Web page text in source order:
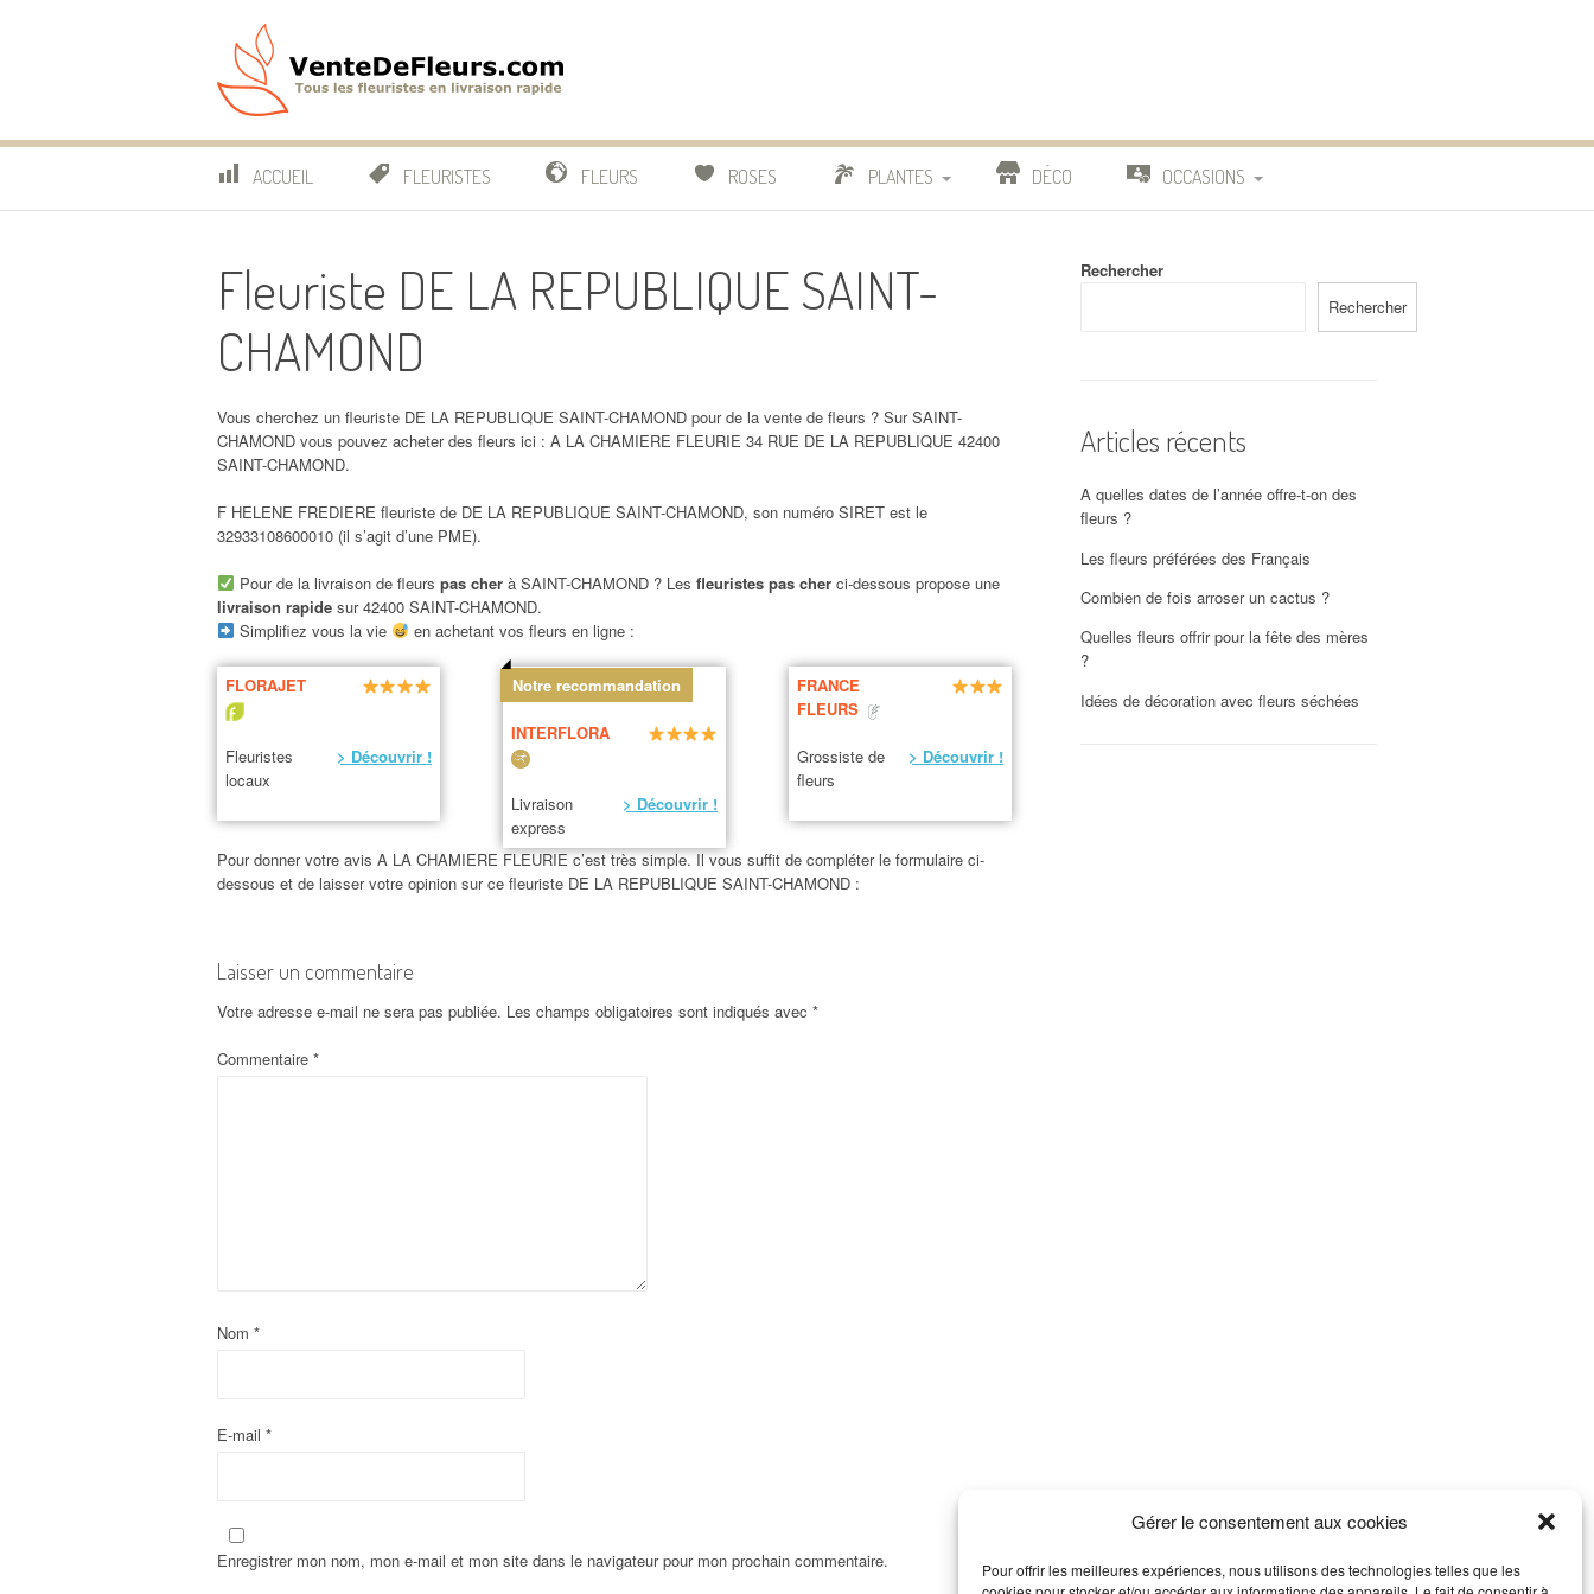
Gérer le consentement aux cookies
Pour offrir les meilleures expériences, nous utilisons des technologies telles que les
VenteDeFleurs.com
ACCUEIL FLEURISTES FLEURS ROSES PLANTES
CACTUS
DÉCO OCCASIONS
Fleuriste DE LA REPUBLIQUE SAINT-
CHAMOND
Vous cherchez un fleuriste DE LA REPUBLIQUE SAINT-CHAMOND pour de la vente de fleurs ? Sur SAINT-
CHAMOND vous pouvez acheter des fleurs ici : A LA CHAMIERE FLEURIE 34 RUE DE LA REPUBLIQUE 42400
SAINT-CHAMOND.
F HELENE FREDIERE fleuriste de DE LA REPUBLIQUE SAINT-CHAMOND, son numéro SIRET est le
32933108600010 (il s’agit d’une PME).
Pour de la livraison de fleurs pas cherà SAINT-CHAMOND ? Les fleuristes pas cher ci-dessous propose une
livraison rapide sur 42400 SAINT-CHAMOND.
Simplifiez vous la vie
en achetant vos fleurs en ligne :
FLORAJET
Fleuristes
locaux
> Découvrir !
Notre recommandation
INTERFLORA
Livraison
express
> Découvrir !
FRANCE
FLEURS
Grossiste de
fleurs
> Découvrir !
Pour donner votre avis A LA CHAMIERE FLEURIE c’est très simple. Il vous suffit de compléter le formulaire ci-
dessous et de laisser votre opinion sur ce fleuriste DE LA REPUBLIQUE SAINT-CHAMOND :
Laisser un commentaire
Votre adresse e-mail ne sera pas publiée. Les champs obligatoires sont indiqués avec *
Commentaire *
Nom *
E-mail *
Enregistrer mon nom, mon e-mail et mon site dans le navigateur pour mon prochain commentaire.
Rechercher
Rechercher
Articles récents
A quelles dates de l’année offre-t-on des
fleurs ?
Les fleurs préférées des Français
Combien de fois arroser un cactus ?
Quelles fleurs offrir pour la fête des mères
?
Idées de décoration avec fleurs séchées